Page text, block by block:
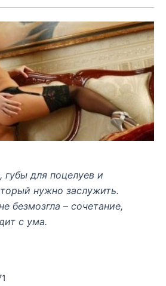
для поцелуев и
нужно заслужить.
безмозгла – сочетание,
с ума.